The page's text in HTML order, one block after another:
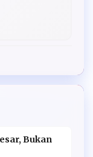
Bukan